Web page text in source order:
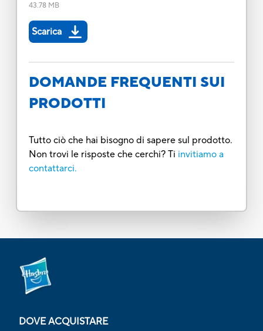
43.78 MB
Scarica
DOMANDE FREQUENTI SUI
PRODOTTI
Tutto ciò che hai bisogno di sapere sul prodotto.
Non trovi le risposte che cerchi? Ti invitiamo a
contattarci.
DOVE ACQUISTARE